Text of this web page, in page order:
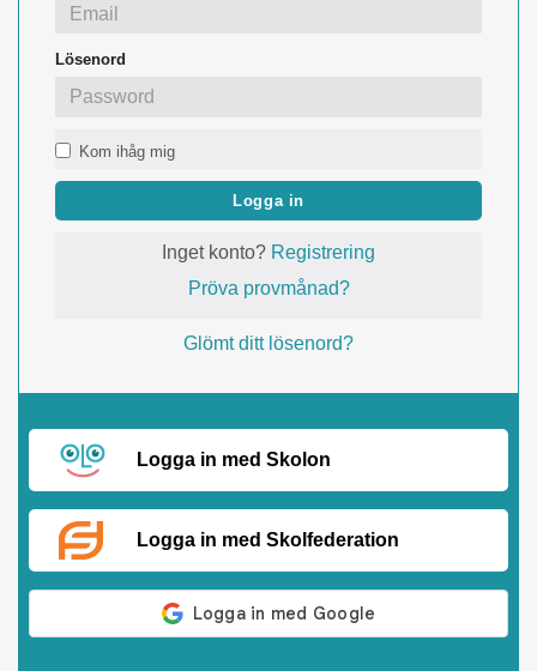
Lösenord
Kom ihåg mig
Logga in
Inget konto? Registrering
Pröva provmånad?
Glömt ditt lösenord?
Logga in med Skolon
Logga in med Skolfederation